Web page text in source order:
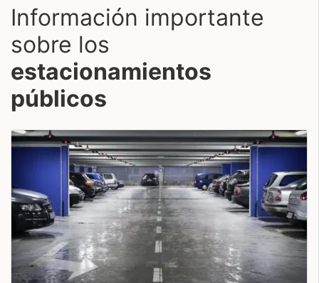
Información importante
sobre los
estacionamientos
públicos